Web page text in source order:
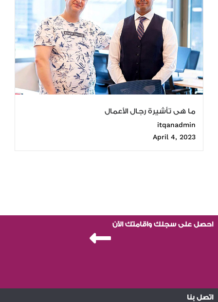
ما هى تأشيرة رجال الأعمال
itqanadmin
April 4, 2023
احصل على سجلك واقامتك الآن
اتصل بنا